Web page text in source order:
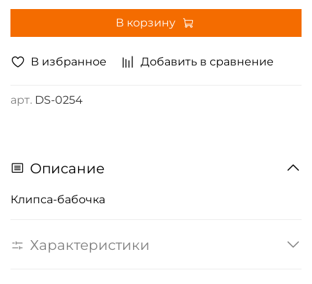
В избранное Добавить в сравнение
арт. DS-0254
В корзину
Описание
Клипса-бабочка
Характеристики